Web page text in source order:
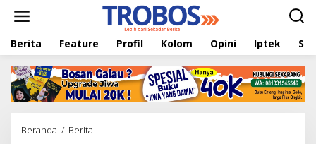
t
Berita Feature Profil Kolom Opini Iptek
Beranda / Berita